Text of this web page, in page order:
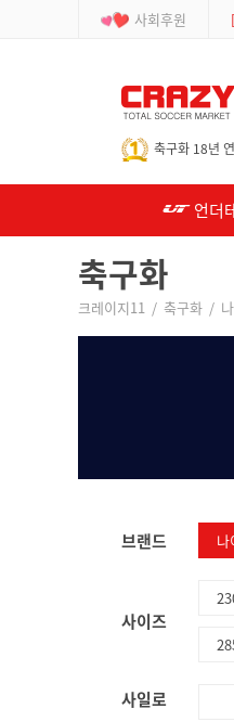
사회후원
축구화 18년
언더
축구화
크레이지11 / 축구화 /
브랜드 나
사이즈
사일로